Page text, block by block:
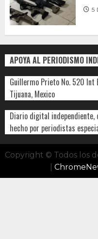
5
APOYA AL PERIODISMO
Guillermo Prieto No. 520 Int
Tijuana, Mexico
Diario digital independiente,
hecho por periodistas
Copyright © Todos los